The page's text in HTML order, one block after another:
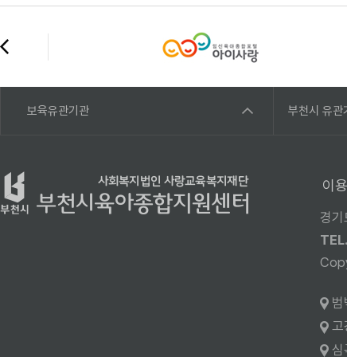
보육유관기관 부천시 유관
이
경
TEL.
고